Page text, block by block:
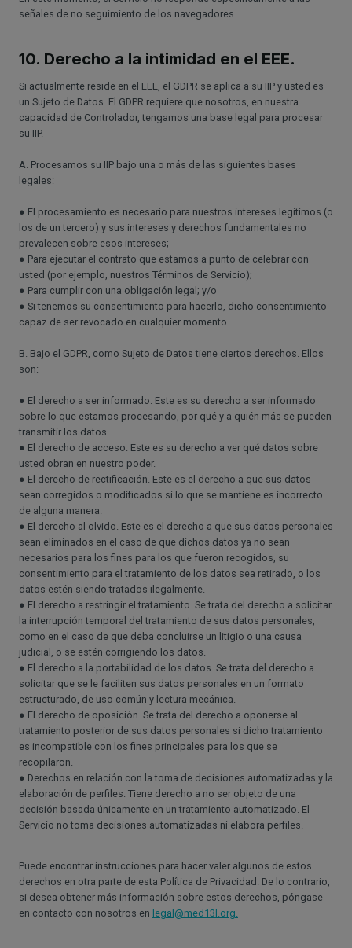
señales de no seguimiento de los navegadores.
10. Derecho a la intimidad en el EEE.
Si actualmente reside en el EEE, el GDPR se aplica a su IIP y usted es
un Sujeto de Datos. El GDPR requiere que nosotros, en nuestra
capacidad de Controlador, tengamos una base legal para procesar
su IIP.
A. Procesamos su IIP bajo una o más de las siguientes bases
legales:
● El procesamiento es necesario para nuestros intereses legítimos (o
los de un tercero) y sus intereses y derechos fundamentales no
prevalecen sobre esos intereses;
● Para ejecutar el contrato que estamos a punto de celebrar con
usted (por ejemplo, nuestros Términos de Servicio);
● Para cumplir con una obligación legal; y/o
● Si tenemos su consentimiento para hacerlo, dicho consentimiento
capaz de ser revocado en cualquier momento.
B. Bajo el GDPR, como Sujeto de Datos tiene ciertos derechos. Ellos
son:
● El derecho a ser informado. Este es su derecho a ser informado
sobre lo que estamos procesando, por qué y a quién más se pueden
transmitir los datos.
● El derecho de acceso. Este es su derecho a ver qué datos sobre
usted obran en nuestro poder.
● El derecho de rectificación. Este es el derecho a que sus datos
sean corregidos o modificados si lo que se mantiene es incorrecto
de alguna manera.
● El derecho al olvido. Este es el derecho a que sus datos personales
sean eliminados en el caso de que dichos datos ya no sean
necesarios para los fines para los que fueron recogidos, su
consentimiento para el tratamiento de los datos sea retirado, o los
datos estén siendo tratados ilegalmente.
● El derecho a restringir el tratamiento. Se trata del derecho a solicitar
la interrupción temporal del tratamiento de sus datos personales,
como en el caso de que deba concluirse un litigio o una causa
judicial, o se estén corrigiendo los datos.
● El derecho a la portabilidad de los datos. Se trata del derecho a
solicitar que se le faciliten sus datos personales en un formato
estructurado, de uso común y lectura mecánica.
● El derecho de oposición. Se trata del derecho a oponerse al
tratamiento posterior de sus datos personales si dicho tratamiento
es incompatible con los fines principales para los que se
recopilaron.
● Derechos en relación con la toma de decisiones automatizadas y la
elaboración de perfiles. Tiene derecho a no ser objeto de una
decisión basada únicamente en un tratamiento automatizado. El
Servicio no toma decisiones automatizadas ni elabora perfiles.
Puede encontrar instrucciones para hacer valer algunos de estos
derechos en otra parte de esta Política de Privacidad. De lo contrario,
si desea obtener más información sobre estos derechos, póngase
en contacto con nosotros en legal@med13l.org.